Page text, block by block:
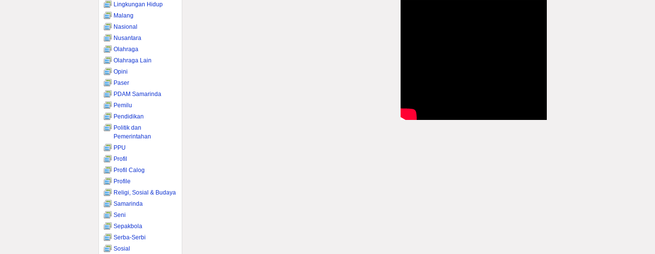
Lingkungan Hidup
Malang
Nasional
Nusantara
Olahraga
Olahraga Lain
Opini
Paser
PDAM Samarinda
Pemilu
Pendidikan
Politik dan
Pemerintahan
PPU
Profil
Profil Calog
Profile
Religi, Sosial & Budaya
Samarinda
Seni
Sepakbola
Serba-Serbi
Sosial